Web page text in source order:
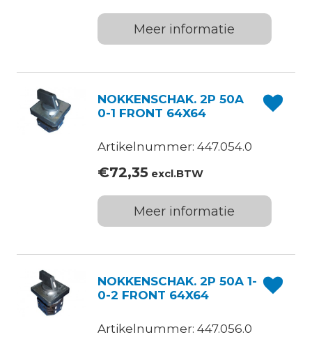
Meer informatie
NOKKENSCHAK. 2P 50A
0-1 FRONT 64X64
Artikelnummer: 447.054.0
€72,35excl.BTW
Meer informatie
NOKKENSCHAK. 2P 50A 1-
0-2 FRONT 64X64
Artikelnummer: 447.056.0